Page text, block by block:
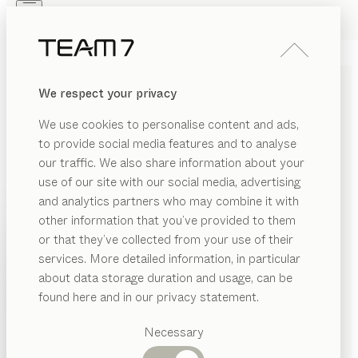
We respect your privacy
We use cookies to personalise content and ads,
to provide social media features and to analyse
our traffic. We also share information about your
use of our site with our social media, advertising
and analytics partners who may combine it with
other information that you’ve provided to them
or that they’ve collected from your use of their
services. More detailed information, in particular
about data storage duration and usage, can be
found here and in our privacy statement.
Necessary
PRODUKTE
INSPIRATION
HÄNDLER
Vorgeschlagene
Kategorien
PRODUKTE
INSPIRATION
ÜBER UNS
MASSIVHOLZ
KINDERKLEIDERSCHRANK
Wie ein Kind wird auch der Bedarf an Stauraum mit
der Zeit größer. Die Kinderkleiderschränke und Regale
aus unserem kids Programm bieten hier genau die
richtigen Möglichkeiten, um das Angebot
entsprechend der Nachfrage jederzeit zu
erweitern.
...mehr lesen
Kinderkleiderschränke